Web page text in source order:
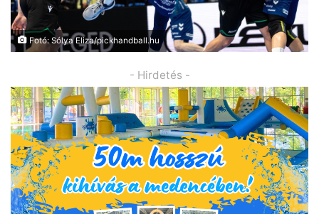
Fotó: Sólya Eliza/pickhandball.hu
- Hirdetés -